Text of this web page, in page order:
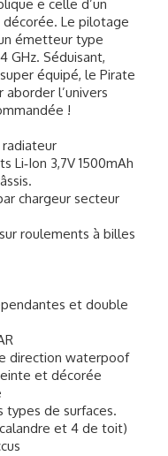
e celle d’un
Le pilotage
émetteur type
GHz. Séduisant,
équipé, le Pirate
l’univers
!
Li‐Ion 3,7V 1500mAh
chargeur secteur
roulements à billes
et double
direction waterpoof
et décorée
types de surfaces.
calandre et 4 de toit)